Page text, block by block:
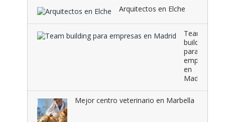
Arquitectos en Elche
Team
building
para
empresas
en
Madrid
Mejor centro veterinario en Marbella